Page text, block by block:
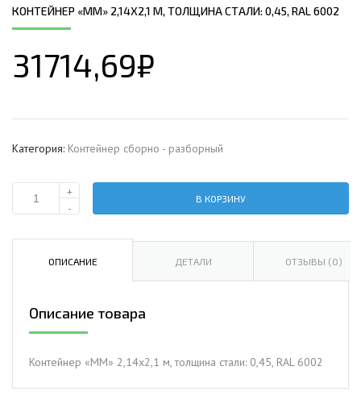
КОНТЕЙНЕР «ММ» 2,14Х2,1 М, ТОЛЩИНА СТАЛИ: 0,45, RAL 6002
31714,69₽
Категория: Контейнер сборно - разборный
Количество
«ММ»
2,14х2,1
стали:
0,45,
6002
+
-
В КОРЗИНУ
ОПИСАНИЕ ДЕТАЛИ ОТЗЫВЫ (0)
Описание товара
Контейнер «ММ» 2,14х2,1 м, толщина стали: 0,45, RAL 6002